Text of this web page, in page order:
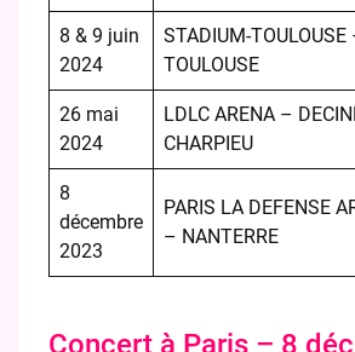
8 & 9 juin
2024
STADIUM-TOULOUSE
TOULOUSE
26 mai
2024
LDLC ARENA –
CHARPIEU
8
décembre
2023
PARIS LA DEFENSE
– NANTERRE
Concert à Paris – 8